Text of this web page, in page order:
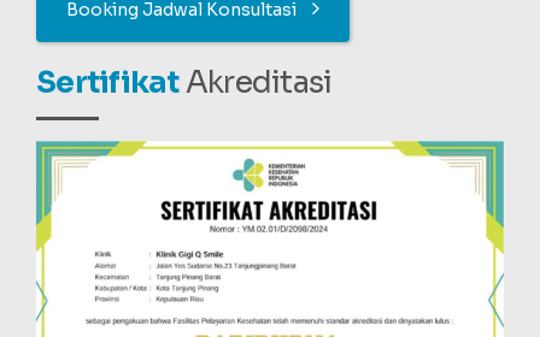
Booking Jadwal Konsultasi
SertifikatAkreditasi